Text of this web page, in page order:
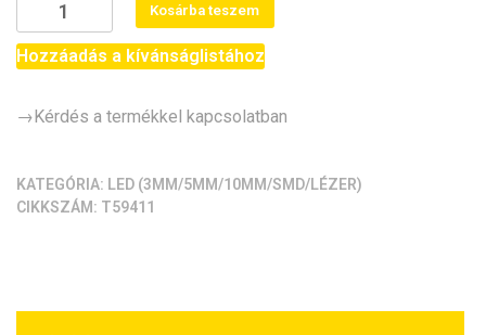
-
IR-
csomag
mennyiség
Kosárba teszem
Hozzáadás a kívánságlistához
→Kérdés a termékkel kapcsolatban
KATEGÓRIA: LED (3MM/5MM/10MM/SMD/LÉZER)
CIKKSZÁM: T59411